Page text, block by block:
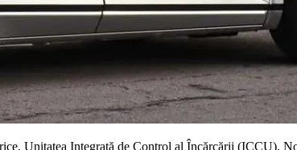
Unitatea Integrată de Control al Încărcării (ICCU).